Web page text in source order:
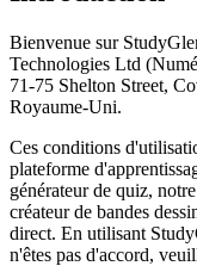
Bienvenue sur
Technologies Ltd
71-75 Shelton Street,
Royaume-Uni.
Ces conditions
plateforme
générateur de quiz,
créateur de bandes
direct. En utilisant
n'êtes pas d'accord,